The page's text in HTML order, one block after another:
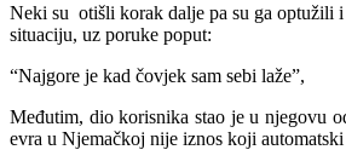
Neki su otišli korak dalje pa su ga optužili i
situaciju, uz poruke poput:
“Najgore je kad čovjek sam sebi laže”,
Međutim, dio korisnika stao je u njegovu
evra u Njemačkoj nije iznos koji